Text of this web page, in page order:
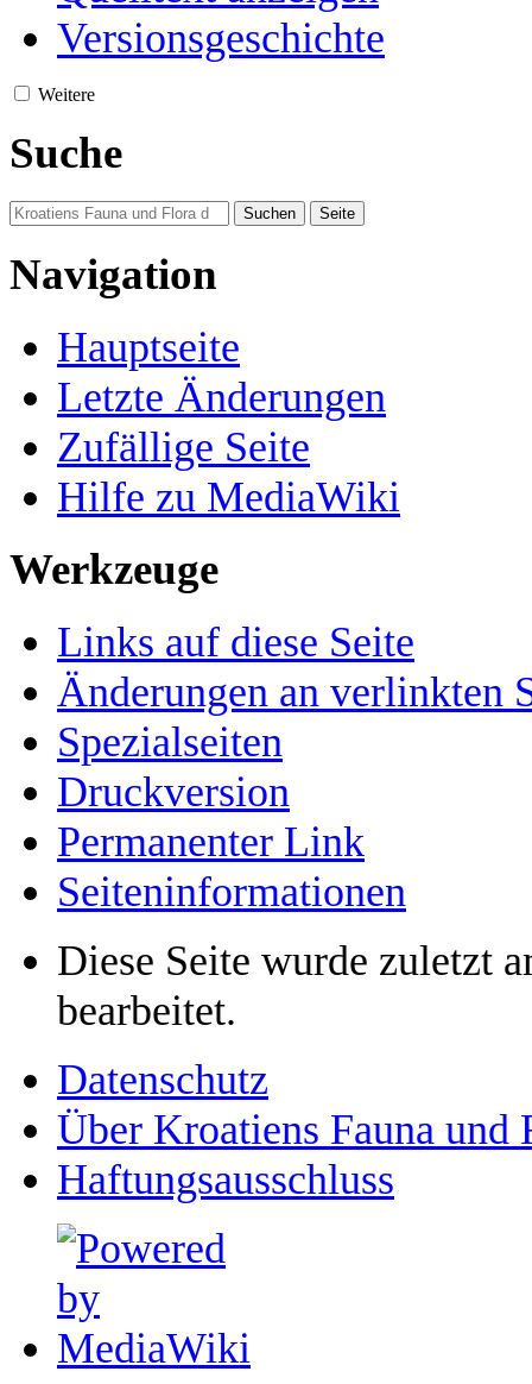
Versionsgeschichte
Weitere
Suche
Navigation
Hauptseite
Letzte Änderungen
Zufällige Seite
Hilfe zu MediaWiki
Werkzeuge
Links auf diese Seite
Änderungen an verlinkten
Spezialseiten
Druckversion
Permanenter Link
Seiten­informationen
Diese Seite wurde zuletzt
bearbeitet.
Datenschutz
Über Kroatiens Fauna und
Haftungsausschluss